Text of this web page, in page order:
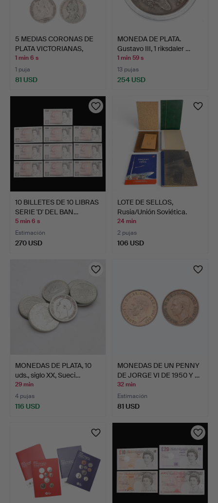
5 MEDIAS CORONAS DE
PLATA VICTORIANAS,
JUB…
1 min 6 s
1 puja
81 USD
MONEDA DE PLATA.
Gustavo III, 1 riksdaler …
1 min 59 s
13 pujas
254 USD
10 BILLETES DE 10 LIBRAS
SERIE 'D' DEL BAN…
5 min 6 s
Estimación
270 USD
LOTE DE SELLOS,
Rusia/Unión Soviética.
Mat…
24 min
2 pujas
106 USD
MONEDAS DE PLATA, 10
uds., siglo XX, Sueci…
29 min
4 pujas
116 USD
MONEDAS DE UN PENNY
DE JORGE VI DE 1950 Y …
32 min
Estimación
81 USD